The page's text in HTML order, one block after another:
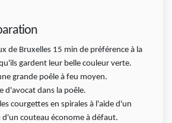
de Bruxelles 15 min de préférence à la
gardent leur belle couleur verte.
grande poêle à feu moyen.
d'avocat dans la poêle.
courgettes en spirales à l'aide d'un
d'un couteau économe à défaut.